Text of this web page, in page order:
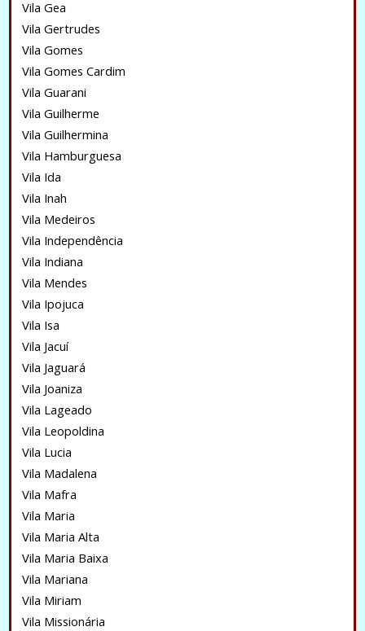
Vila Gea
Vila Gertrudes
Vila Gomes
Vila Gomes Cardim
Vila Guarani
Vila Guilherme
Vila Guilhermina
Vila Hamburguesa
Vila Ida
Vila Inah
Vila Medeiros
Vila Independência
Vila Indiana
Vila Mendes
Vila Ipojuca
Vila Isa
Vila Jacuí
Vila Jaguará
Vila Joaniza
Vila Lageado
Vila Leopoldina
Vila Lucia
Vila Madalena
Vila Mafra
Vila Maria
Vila Maria Alta
Vila Maria Baixa
Vila Mariana
Vila Miriam
Vila Missionária